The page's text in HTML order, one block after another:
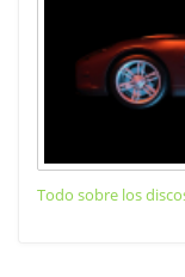
Todo sobre los